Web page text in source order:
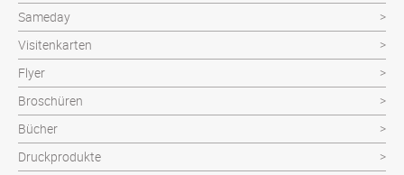
Sameday
Visitenkarten
Flyer
Broschüren
Bücher
Druckprodukte